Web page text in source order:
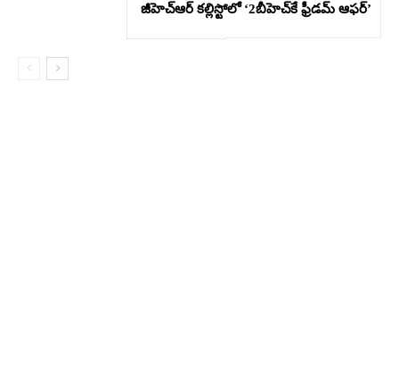
జీహెచ్ఆర్‌ కల్లిస్టోలో ‘2బీహెచ్‌కే ఫ్రీడమ్ ఆఫర్’